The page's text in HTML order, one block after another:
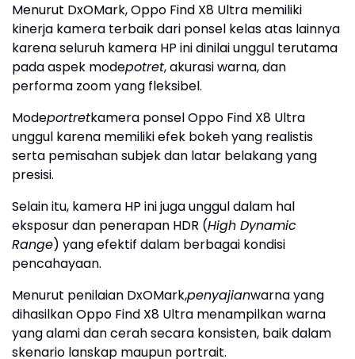
Menurut DxOMark, Oppo Find X8 Ultra memiliki
kinerja kamera terbaik dari ponsel kelas atas lainnya
karena seluruh kamera HP ini dinilai unggul terutama
pada aspek modepotret, akurasi warna, dan
performa zoom yang fleksibel.
Modeportretkamera ponsel Oppo Find X8 Ultra
unggul karena memiliki efek bokeh yang realistis
serta pemisahan subjek dan latar belakang yang
presisi.
Selain itu, kamera HP ini juga unggul dalam hal
eksposur dan penerapan HDR (High Dynamic
Range) yang efektif dalam berbagai kondisi
pencahayaan.
Menurut penilaian DxOMark,penyajianwarna yang
dihasilkan Oppo Find X8 Ultra menampilkan warna
yang alami dan cerah secara konsisten, baik dalam
skenario lanskap maupun portrait.